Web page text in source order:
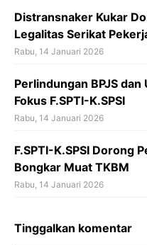
Distransnaker Kukar
Legalitas Serikat
Rabu, 14 Januari 2026
Perlindungan BPJS
Fokus F.SPTI-K.SPSI
Rabu, 14 Januari 2026
F.SPTI-K.SPSI Dorong
Bongkar Muat TKBM
Rabu, 14 Januari 2026
Tinggalkan komentar